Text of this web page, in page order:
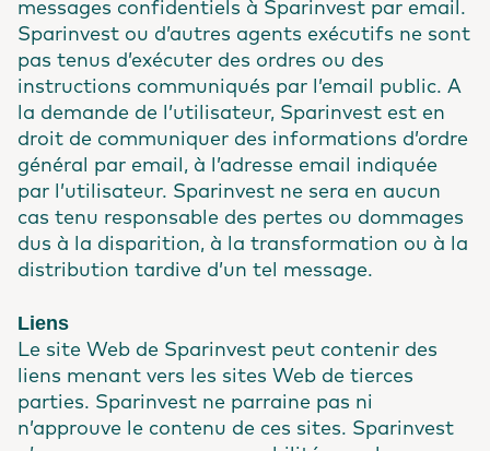
messages confidentiels à Sparinvest par email.
Sparinvest ou d’autres agents exécutifs ne sont
pas tenus d’exécuter des ordres ou des
instructions communiqués par l’email public. A
la demande de l’utilisateur, Sparinvest est en
droit de communiquer des informations d’ordre
général par email, à l’adresse email indiquée
par l’utilisateur. Sparinvest ne sera en aucun
cas tenu responsable des pertes ou dommages
dus à la disparition, à la transformation ou à la
distribution tardive d’un tel message.
Liens
Le site Web de Sparinvest peut contenir des
liens menant vers les sites Web de tierces
parties. Sparinvest ne parraine pas ni
n’approuve le contenu de ces sites. Sparinvest